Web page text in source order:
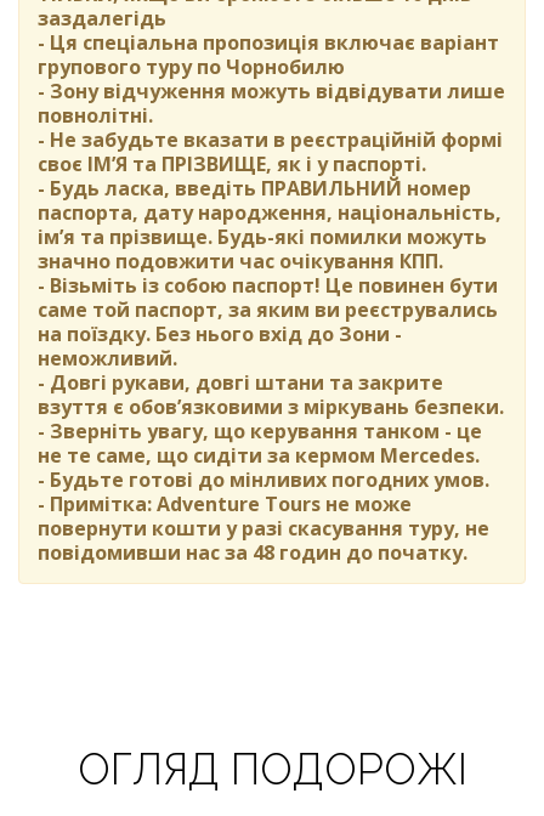
заздалегідь
- Ця спеціальна пропозиція включає варіант
групового туру по Чорнобилю
- Зону відчуження можуть відвідувати лише
повнолітні.
- Не забудьте вказати в реєстраційній формі
своє ІМ’Я та ПРІЗВИЩЕ, як і у паспорті.
- Будь ласка, введіть ПРАВИЛЬНИЙ номер
паспорта, дату народження, національність,
ім’я та прізвище. Будь-які помилки можуть
значно подовжити час очікування КПП.
- Візьміть із собою паспорт! Це повинен бути
саме той паспорт, за яким ви реєструвались
на поїздку. Без нього вхід до Зони -
неможливий.
- Довгі рукави, довгі штани та закрите
взуття є обов’язковими з міркувань безпеки.
- Зверніть увагу, що керування танком - це
не те саме, що сидіти за кермом Mercedes.
- Будьте готові до мінливих погодних умов.
- Примітка: Adventure Tours не може
повернути кошти у разі скасування туру, не
повідомивши нас за 48 годин до початку.
ОГЛЯД ПОДОРОЖІ